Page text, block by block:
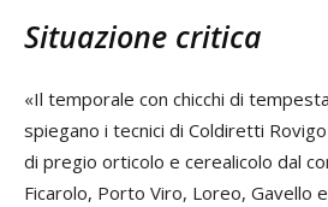
Situazione critica
«Il temporale con chicchi di
spiegano i tecnici di Coldiretti
di pregio orticolo e cerealicolo dal
Ficarolo, Porto Viro, Loreo, Gavello